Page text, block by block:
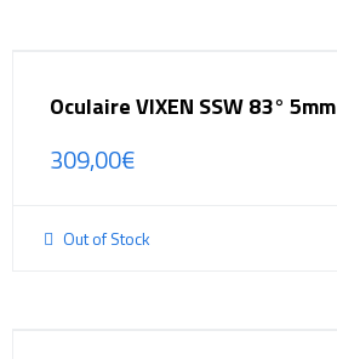
Oculaire VIXEN SSW 83° 5mm
309,00€
Out of Stock